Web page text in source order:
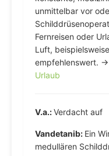
unmittelbar vor
Fernreisen oder
Luft,
empfehlenswert. →
Urlaub
V.a.:Verdacht auf
Vandetanib: Ein
medullären